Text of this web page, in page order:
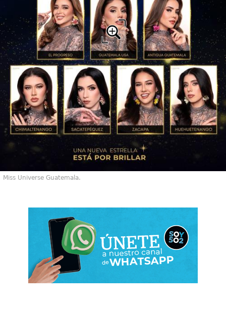
Miss Universe Guatemala.